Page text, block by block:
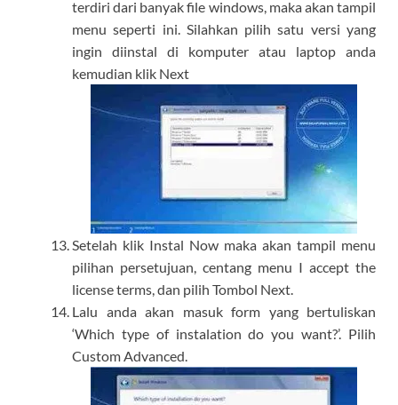
terdiri dari banyak file windows, maka akan tampil
menu seperti ini. Silahkan pilih satu versi yang
ingin diinstal di komputer atau laptop anda
kemudian klik Next
Setelah klik Instal Now maka akan tampil menu
pilihan persetujuan, centang menu I accept the
license terms, dan pilih Tombol Next.
Lalu anda akan masuk form yang bertuliskan
‘Which type of instalation do you want?’. Pilih
Custom Advanced.